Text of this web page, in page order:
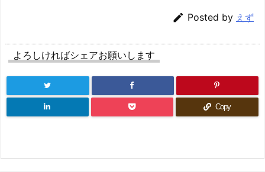
 Posted by えず
よろしければシェアお願いします
Copy